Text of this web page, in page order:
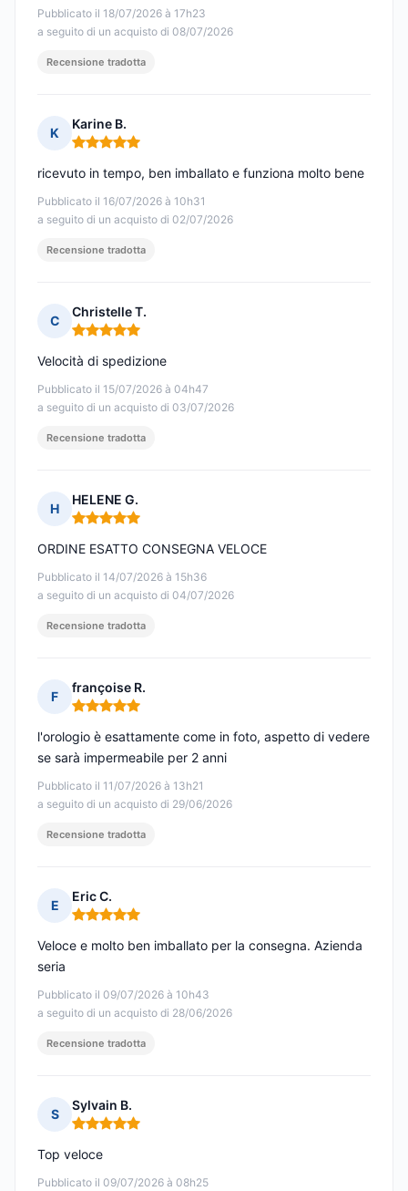
Pubblicato il 18/07/2026 à 17h23
a seguito di un acquisto di 08/07/2026
Recensione tradotta
K
Karine B.
Nota: 5 su 5
Pubblicato il 16/07/2026 à 10h31
a seguito di un acquisto di 02/07/2026
ricevuto in tempo, ben imballato e funziona molto bene
Recensione tradotta
C
Christelle T.
Nota: 5 su 5
Pubblicato il 15/07/2026 à 04h47
a seguito di un acquisto di 03/07/2026
Velocità di spedizione
Recensione tradotta
H
HELENE G.
Nota: 5 su 5
Pubblicato il 14/07/2026 à 15h36
a seguito di un acquisto di 04/07/2026
ORDINE ESATTO CONSEGNA VELOCE
Recensione tradotta
F
françoise R.
Nota: 5 su 5
Pubblicato il 11/07/2026 à 13h21
a seguito di un acquisto di 29/06/2026
l'orologio è esattamente come in foto, aspetto di vedere
se sarà impermeabile per 2 anni
Recensione tradotta
E
Eric C.
Nota: 5 su 5
Pubblicato il 09/07/2026 à 10h43
a seguito di un acquisto di 28/06/2026
Veloce e molto ben imballato per la consegna. Azienda
seria
Recensione tradotta
S
Sylvain B.
Nota: 5 su 5
Pubblicato il 09/07/2026 à 08h25
Top veloce